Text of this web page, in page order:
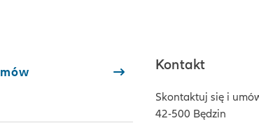
Kontakt
Skontaktuj się i
42-500 Będzin